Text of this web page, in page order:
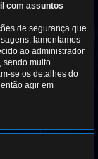
com assuntos
de segurança que
lamentamos
ao administrador
sendo muito
se os detalhes do
agir em